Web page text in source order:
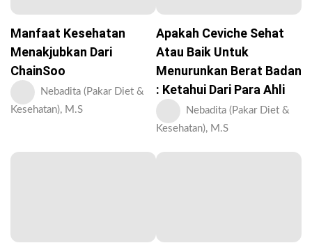
Manfaat Kesehatan
Menakjubkan Dari
ChainSoo
Nebadita (Pakar Diet &
Kesehatan), M.S
Apakah Ceviche Sehat
Atau Baik Untuk
Menurunkan Berat Badan
: Ketahui Dari Para Ahli
Nebadita (Pakar Diet &
Kesehatan), M.S